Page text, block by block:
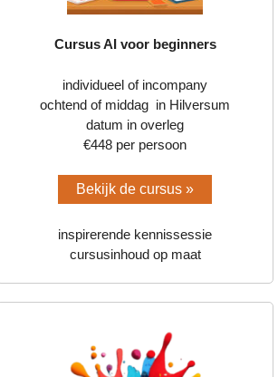
Cursus AI voor beginners
individueel of incompany
ochtend of middag in Hilversum
datum in overleg
€448 per persoon
Bekijk de cursus »
inspirerende kennissessie
cursusinhoud op maat